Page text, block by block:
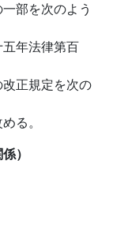
部を次のよう
年法律第百
正規定を次の
る。
）